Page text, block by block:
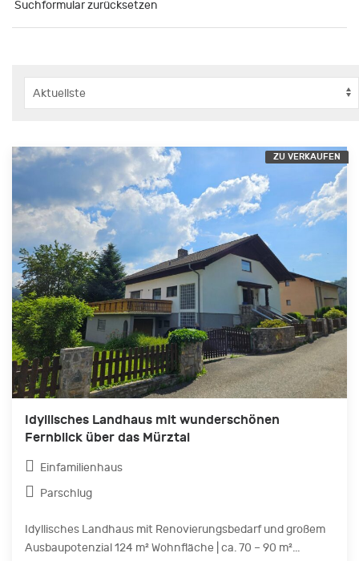
Suchformular zurücksetzen
Idyllisches Landhaus mit wunderschönen
Fernblick über das Mürztal
Einfamilienhaus
Parschlug
Idyllisches Landhaus mit Renovierungsbedarf und großem
Ausbaupotenzial 124 m² Wohnfläche | ca. 70 – 90 m²...
ZU VERKAUFEN